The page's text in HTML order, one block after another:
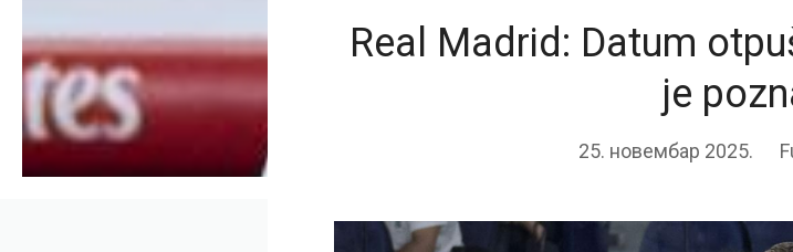
Real Madrid: Datum
je
25. новембар 2025.